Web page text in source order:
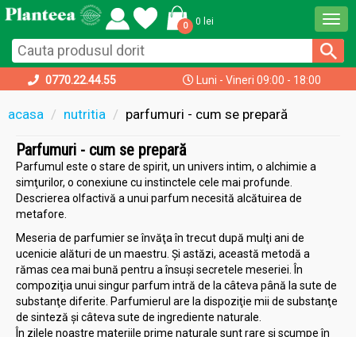
0 0 lei
0770.22.44.55 Luni - Vineri 09:00 - 18:00
acasa nutritia parfumuri - cum se prepară
Parfumuri - cum se prepară
Parfumul este o stare de spirit, un univers intim, o alchimie a
simţurilor, o conexiune cu instinctele cele mai profunde.
Descrierea olfactivă a unui parfum necesită alcătuirea de
metafore.
Meseria de parfumier se învăţa în trecut după mulţi ani de
ucenicie alături de un maestru. Și astăzi, această metodă a
rămas cea mai bună pentru a însuşi secretele meseriei. În
compoziţia unui singur parfum intră de la câteva până la sute de
substanţe diferite. Parfumierul are la dispoziţie mii de substanţe
de sinteză şi câteva sute de ingrediente naturale.
În zilele noastre materiile prime naturale sunt rare şi scumpe în